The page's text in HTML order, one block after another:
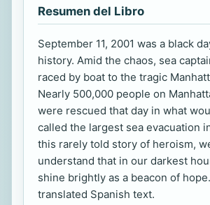
Resumen del Libro
September 11, 2001 was a black
history. Amid the chaos, sea
raced by boat to the tragic
Nearly 500,000 people on
were rescued that day in what
called the largest sea evacuation
this rarely told story of heroism,
understand that in our darkest
shine brightly as a beacon of
translated Spanish text.